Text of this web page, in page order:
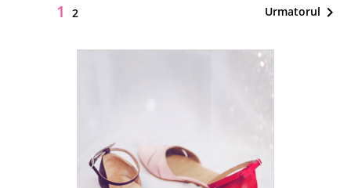
1 2 Urmatorul 